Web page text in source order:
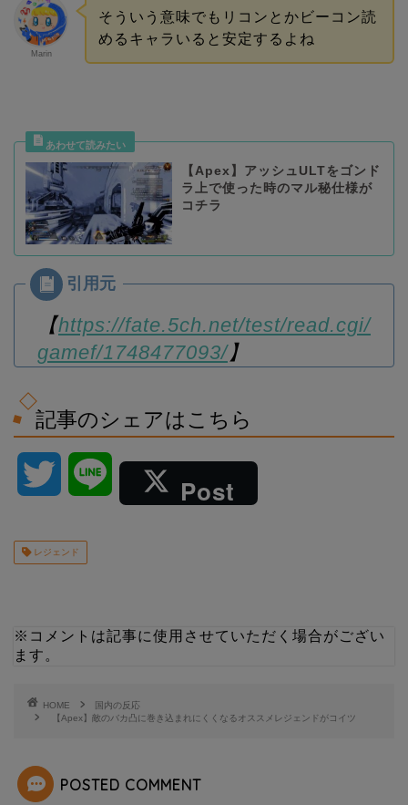
Marin
そういう意味でもリコンとかビーコン読
めるキャラいると安定するよね
【Apex】アッシュULTをゴンド
ラ上で使った時のマル秘仕様が
コチラ
【https://fate.5ch.net/test/read.cgi/
gamef/1748477093/】
記事のシェアはこちら
i
Post
レジェンド
※コメントは記事に使用させていただく場合がござい
ます。
HOME
国内の反応
【Apex】敵のバカ凸に巻き込まれにくくなるオススメレジェンドがコイツ
POSTED COMMENT